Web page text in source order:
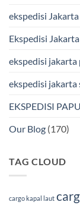
BMP
ekspedisi
Ekspedisi
ekspedisi jakarta
ekspedisi jakarta
EKSPEDISI
Our Blog (170)
TAG CLOUD
cargo kapal laut